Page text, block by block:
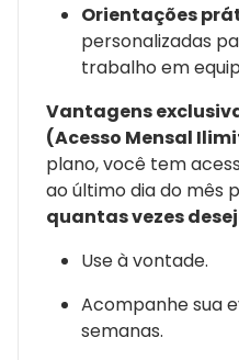
Orientações
personalizadas
trabalho em
Vantagens
(Acesso Mensal
plano, você tem
ao último dia do mês
quantas vezes
Use à vontade.
Acompanhe sua
semanas.